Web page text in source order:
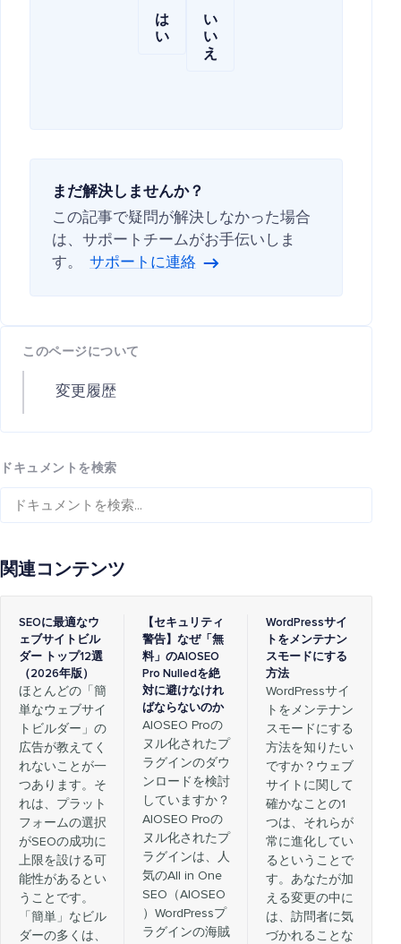
は
い
い
い
え
まだ解決しませんか？
この記事で疑問が解決しなかった場合
は、サポートチームがお手伝いしま
す。
サポートに連絡
このページについて
変更履歴
ドキュメントを検索
関連コンテンツ
SEOに最適なウ
ェブサイトビル
ダー トップ12選
（2026年版）
ほとんどの「簡
単なウェブサイ
トビルダー」の
広告が教えてく
れないことが一
つあります。そ
れは、プラット
フォームの選択
がSEOの成功に
上限を設ける可
能性があるとい
うことです。
「簡単」なビル
ダーの多くは、
【セキュリティ
警告】なぜ「無
料」のAIOSEO
Pro Nulledを絶
対に避けなけれ
ばならないのか
AIOSEO Proの
ヌル化されたプ
ラグインのダウ
ンロードを検討
していますか？
AIOSEO Proの
ヌル化されたプ
ラグインは、人
気のAll in One
SEO（AIOSEO
）WordPressプ
ラグインの海賊
WordPressサイ
トをメンテナン
スモードにする
方法
WordPressサイ
トをメンテナン
スモードにする
方法を知りたい
ですか？ウェブ
サイトに関して
確かなことの1
つは、それらが
常に進化してい
るということで
す。あなたが加
える変更の中に
は、訪問者に気
づかれることな